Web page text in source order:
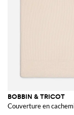
BOBBIN & TRICOT
Couverture en